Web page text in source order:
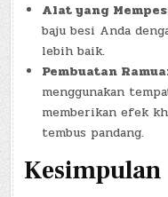
Alat yang
baju besi Anda
lebih baik.
Pembuatan
menggunakan
memberikan efek
tembus pandang.
Kesimpulan